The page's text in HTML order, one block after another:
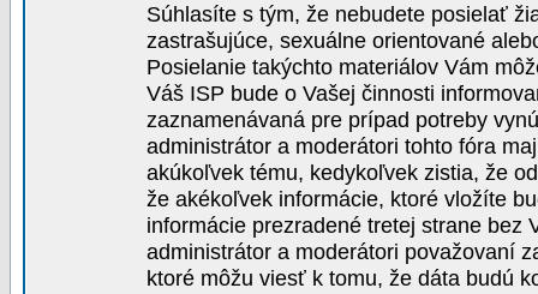
Súhlasíte s tým, že nebudete posielať
zastrašujúce, sexuálne orientované
Posielanie takýchto materiálov Vám
Váš ISP bude o Vašej činnosti
zaznamenávaná pre prípad potreby
administrátor a moderátori tohto fóra
akúkoľvek tému, kedykoľvek zistia, že
že akékoľvek informácie, ktoré vložíte
informácie prezradené tretej strane bez
administrátor a moderátori považovaní
ktoré môžu viesť k tomu, že dáta budú